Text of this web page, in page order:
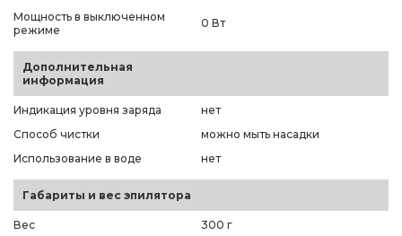
Мощность в выключенном
режиме
0 Вт
Дополнительная
информация
Индикация уровня заряда
нет
Способ чистки
можно мыть насадки
Использование в воде
нет
Габариты и вес эпилятора
Вес 300 г